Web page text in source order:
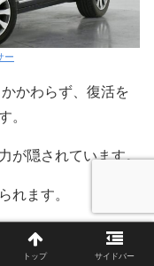
ー
かわらず、復活を
。
が隠されています。
れます。
ザインは、現在でも
価を受けています。
トップ サイドバー